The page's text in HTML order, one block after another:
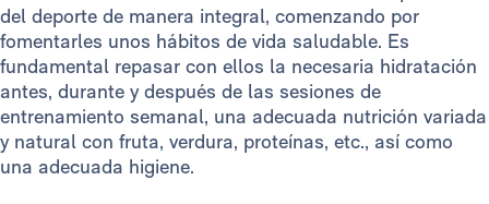
del deporte de manera integral, comenzando por
fomentarles unos hábitos de vida saludable. Es
fundamental repasar con ellos la necesaria hidratación
antes, durante y después de las sesiones de
entrenamiento semanal, una adecuada nutrición variada
y natural con fruta, verdura, proteínas, etc., así como
una adecuada higiene.